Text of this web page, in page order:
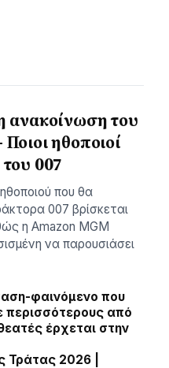
ανακοίνωση του
ηθοποιοί
007
που θα
007 βρίσκεται
η Amazon MGM
να παρουσιάσει
φαινόμενο που
περισσότερους από
έρχεται στην
Τράτας 2026 |